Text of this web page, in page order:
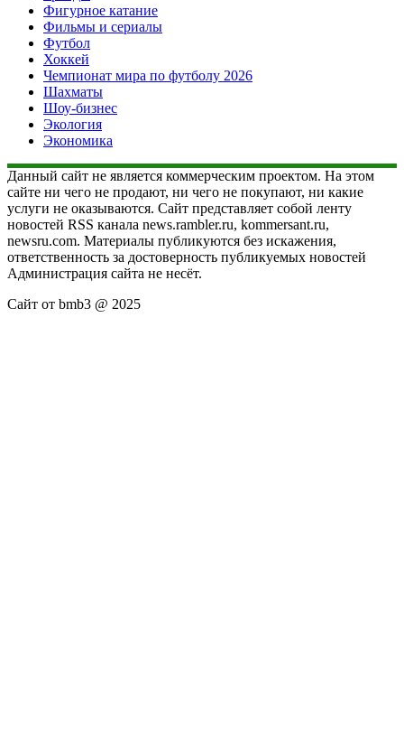
Фигурное катание
Фильмы и сериалы
Футбол
Хоккей
Чемпионат мира по футболу 2026
Шахматы
Шоу-бизнес
Экология
Экономика
Данный сайт не является коммерческим проектом. На этом
сайте ни чего не продают, ни чего не покупают, ни какие
услуги не оказываются. Сайт представляет собой ленту
новостей RSS канала news.rambler.ru, kommersant.ru,
newsru.com. Материалы публикуются без искажения,
ответственность за достоверность публикуемых новостей
Администрация сайта не несёт.
Сайт от bmb3 @ 2025